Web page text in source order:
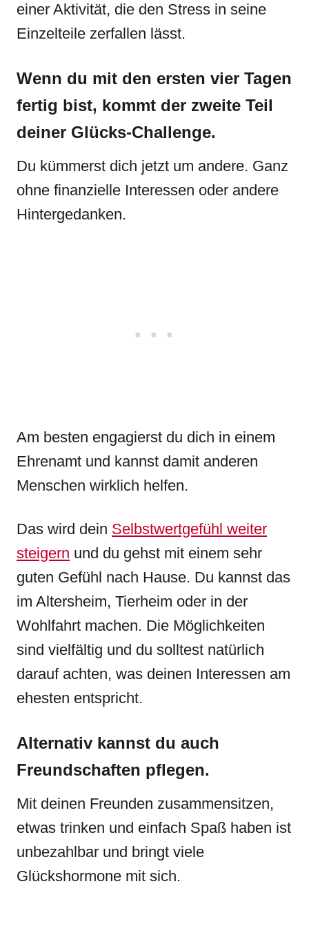
einer Aktivität, die den Stress in seine
Einzelteile zerfallen lässt.
Wenn du mit den ersten vier Tagen
fertig bist, kommt der zweite Teil
deiner Glücks-Challenge.
Du kümmerst dich jetzt um andere. Ganz
ohne finanzielle Interessen oder andere
Hintergedanken.
Am besten engagierst du dich in einem
Ehrenamt und kannst damit anderen
Menschen wirklich helfen.
Das wird dein Selbstwertgefühl weiter
steigern und du gehst mit einem sehr
guten Gefühl nach Hause. Du kannst das
im Altersheim, Tierheim oder in der
Wohlfahrt machen. Die Möglichkeiten
sind vielfältig und du solltest natürlich
darauf achten, was deinen Interessen am
ehesten entspricht.
Alternativ kannst du auch
Freundschaften pflegen.
Mit deinen Freunden zusammensitzen,
etwas trinken und einfach Spaß haben ist
unbezahlbar und bringt viele
Glückshormone mit sich.